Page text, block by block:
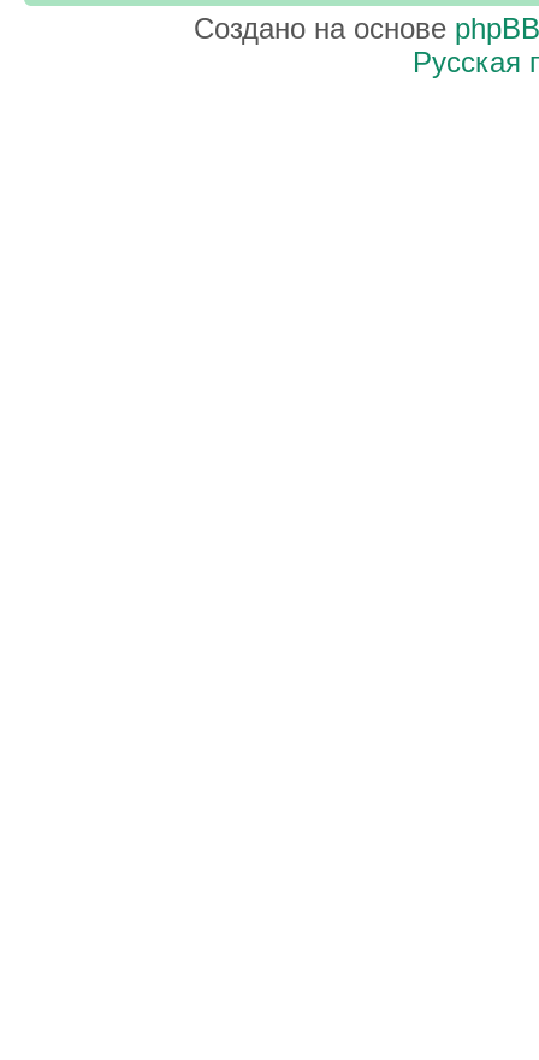
Создано на основе phpBB
Русская